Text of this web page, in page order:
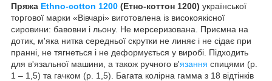
Пряжа Ethno-cotton 1200 (Етно-коттон 1200) української
торгової марки «Вівчарі» виготовлена із високоякісної
сировини: бавовни і льону. Не мерсеризована. Приємна на
дотик, м'яка нитка середньої скрутки не линяє і не сідає при
пранні, не тягнеться і не деформується у виробі. Підходить
для в'язальної машини, а також ручного в'язання спицями (р.
1 – 1,5) та гачком (р. 1,5). Багата колірна гамма з 18 відтінків